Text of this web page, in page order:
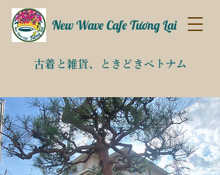
New Wave Cafe Tương Lai
古着と雑貨、 ​ときどきベトナム​